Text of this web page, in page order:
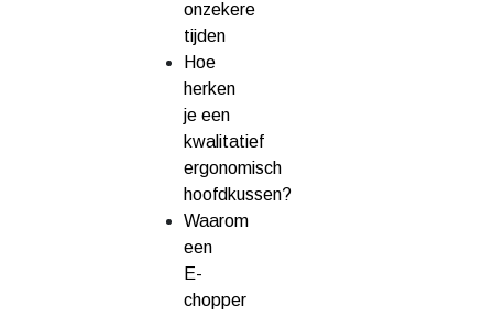
onzekere
tijden
Hoe
herken
je een
kwalitatief
ergonomisch
hoofdkussen?
Waarom
een
E-
chopper